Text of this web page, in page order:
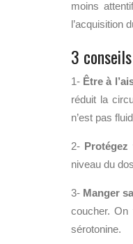
moins
l’acquisition
3
1- Être à
réduit la
n’est pas
2-
niveau du
3- Manger
coucher. On
sérotonine.